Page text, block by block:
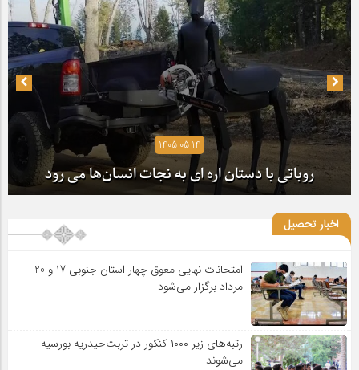
1405-05-14
روباتی با دستان اره ای به نجات انسان‌ها می رود
اخبار تحصیل
امتحانات نهایی معوق چهار استان جنوبی 17 و 20
مرداد برگزار می‌شود
رتبه‌های زیر ۱۰۰۰ کنکور در تربت‌حیدریه بورسیه
می‌شوند